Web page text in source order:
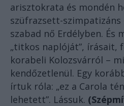
arisztokrata és mondén
szüfrazsett-szimpatizáns
szabad nő Erdélyben. És
„titkos naplóját”, írásait,
korabeli Kolozsvárról –
kendőzetlenül. Egy
írtuk róla: „ez a Carola
lehetett”. Lássuk.